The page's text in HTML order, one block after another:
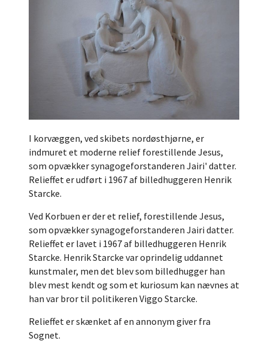
I korvæggen, ved skibets nordøsthjørne, er
indmuret et moderne relief forestillende Jesus,
som opvækker synagogeforstanderen Jairi' datter.
Relieffet er udført i 1967 af billedhuggeren Henrik
Starcke.
Ved Korbuen er der et relief, forestillende Jesus,
som opvækker synagogeforstanderen Jairi datter.
Relieffet er lavet i 1967 af billedhuggeren Henrik
Starcke. Henrik Starcke var oprindelig uddannet
kunstmaler, men det blev som billedhugger han
blev mest kendt og som et kuriosum kan nævnes at
han var bror til politikeren Viggo Starcke.
Relieffet er skænket af en annonym giver fra
Sognet.